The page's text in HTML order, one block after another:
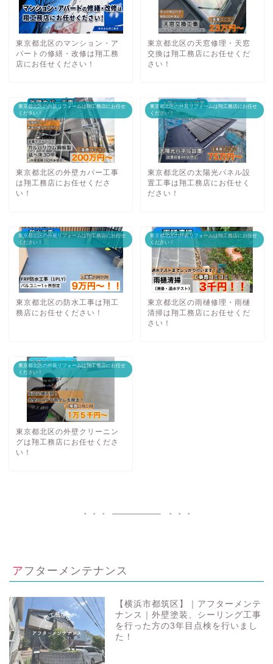
東京都北区のマンション・ア
パートの修繕・改修は翔工務
店にお任せください！
東京都北区の天窓修理・天窓
交換は翔工務店にお任せくだ
さい！
東京都北区の外装リフォームは翔工務店にお任せ
ください！
東京都北区の外壁カバー工事
は翔工務店にお任せくださ
い！
東京都北区の外装リフォームは翔工務店にお任せ
ください！
東京都北区の太陽光パネル設
置工事は翔工務店にお任せく
ださい！
東京都北区の外装リフォームは翔工務店にお任せ
ください！
東京都北区の防水工事は翔工
務店にお任せください！
東京都北区の外装リフォームは翔工務店にお任せ
ください！
東京都北区の雨樋修理・雨樋
清掃は翔工務店にお任せくだ
さい！
東京都北区の外装リフォームは翔工務店にお任せ
ください！
東京都北区の外壁クリーニン
グは翔工務店にお任せくださ
い！
アフターメンテナンス
【横浜市都筑区】｜アフターメンテ
ナンス｜外壁塗装、シーリング工事
を行った方の3年目点検を行いまし
た！